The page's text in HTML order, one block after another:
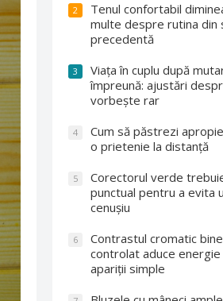
2
Tenul confortabil
multe despre rutina din
precedentă
3
Viața în cuplu după
împreună: ajustări
vorbește rar
4
Cum să păstrezi
o prietenie la distanță
5
Corectorul verde
punctual pentru a evita
cenușiu
6
Contrastul cromatic bine
controlat aduce energie
apariții simple